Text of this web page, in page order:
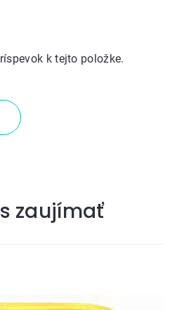
k tejto položke.
zaujímať